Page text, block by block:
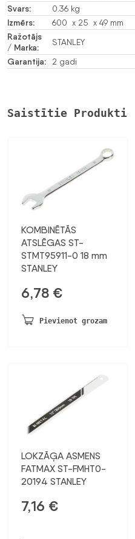
Svars: 0.36 kg
Izmērs: 600 x 25 x 49 mm
Ražotājs
/ Marka:
STANLEY
Garantija: 2 gadi
Saistītie Produkti
KOMBINĒTĀS
ATSLĒGAS ST-
STMT95911-0 18 mm
STANLEY
6,78 €
Pievienot grozam
LOKZĀĢA ASMENS
FATMAX ST-FMHT0-
20194 STANLEY
7,16 €